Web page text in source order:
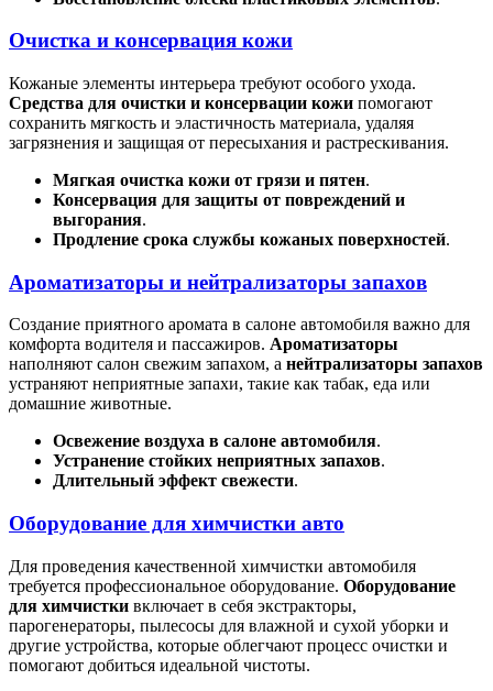
Очистка и консервация кожи
Кожаные элементы интерьера требуют особого ухода.
Средства для очистки и консервации кожи помогают
сохранить мягкость и эластичность материала, удаляя
загрязнения и защищая от пересыхания и растрескивания.
Мягкая очистка кожи от грязи и пятен.
Консервация для защиты от повреждений и
выгорания.
Продление срока службы кожаных поверхностей.
Ароматизаторы и нейтрализаторы запахов
Создание приятного аромата в салоне автомобиля важно для
комфорта водителя и пассажиров. Ароматизаторы
наполняют салон свежим запахом, а нейтрализаторы запахов
устраняют неприятные запахи, такие как табак, еда или
домашние животные.
Освежение воздуха в салоне автомобиля.
Устранение стойких неприятных запахов.
Длительный эффект свежести.
Оборудование для химчистки авто
Для проведения качественной химчистки автомобиля
требуется профессиональное оборудование. Оборудование
для химчистки включает в себя экстракторы,
парогенераторы, пылесосы для влажной и сухой уборки и
другие устройства, которые облегчают процесс очистки и
помогают добиться идеальной чистоты.